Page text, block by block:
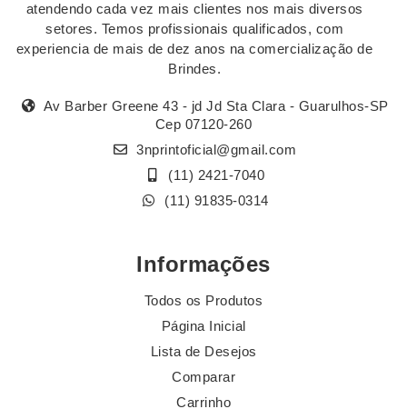
atendendo cada vez mais clientes nos mais diversos
setores. Temos profissionais qualificados, com
experiencia de mais de dez anos na comercialização de
Brindes.
Av Barber Greene 43 - jd Jd Sta Clara - Guarulhos-SP
Cep 07120-260
3nprintoficial@gmail.com
(11) 2421-7040
(11) 91835-0314
Informações
Todos os Produtos
Página Inicial
Lista de Desejos
Comparar
Carrinho